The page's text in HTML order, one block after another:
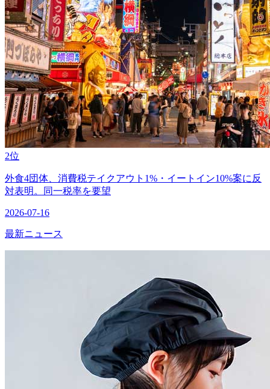
2位
外食4団体、消費税テイクアウト1%・イートイン10%案に反
対表明。同一税率を要望
2026-07-16
最新ニュース